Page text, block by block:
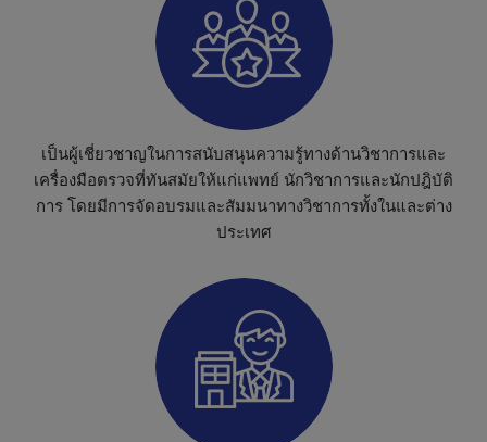
เป็นผู้เชี่ยวชาญในการสนับสนุนความรู้ทางด้านวิชาการและ
เครื่องมือตรวจที่ทันสมัยให้แก่แพทย์ นักวิชาการและนักปฎิบัติ
การ โดยมีการจัดอบรมและสัมมนาทางวิชาการทั้งในและต่าง
ประเทศ